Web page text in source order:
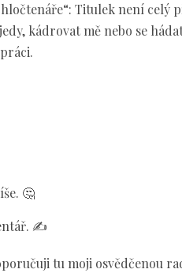
Titulek není celý
kádrovat mě nebo se
🤔
✍️
tu moji osvědčenou